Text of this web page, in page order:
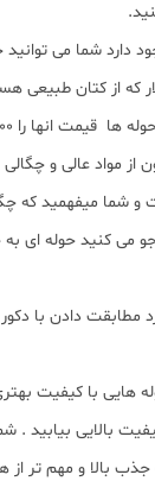
دارد شما می
هایی فقط با قیمت 10 دلار که از
از مواد عالی و چگالی
شما میفهمید که
می کنید حوله ای
مطابقت دادن با
هایی با کیفیت
بالایی بیابید .
جذب بالا و مهم تر